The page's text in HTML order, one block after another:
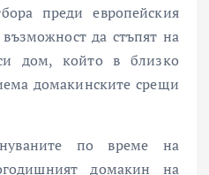
преди европейския
да стъпят на
дом, който в близко
домакинските срещи
по време на
домакин на